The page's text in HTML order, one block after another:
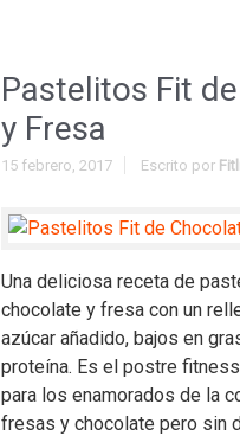
Pastelitos Fit
y Fresa
15 febrero, 2017 Escrito por
Una deliciosa receta de
chocolate y fresa con un
azúcar añadido, bajos en
proteína. Es el postre
para los enamorados de la
fresas y chocolate pero sin